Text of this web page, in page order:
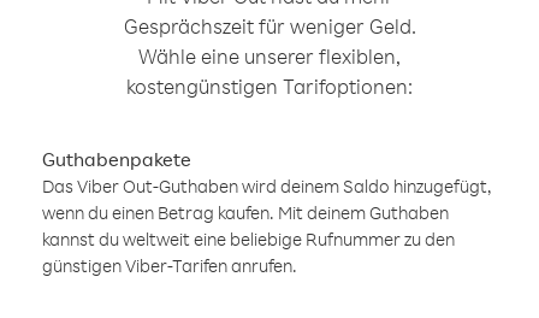
Gesprächszeit für weniger Geld.
Wähle eine unserer flexiblen,
kostengünstigen Tarifoptionen:
Guthabenpakete
Das Viber Out-Guthaben wird deinem Saldo hinzugefügt,
wenn du einen Betrag kaufen. Mit deinem Guthaben
kannst du weltweit eine beliebige Rufnummer zu den
günstigen Viber-Tarifen anrufen.